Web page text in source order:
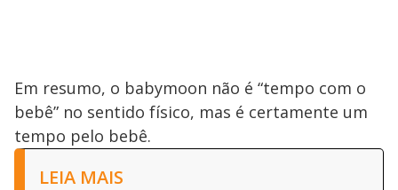
Em resumo, o babymoon não é “tempo com o
bebê” no sentido físico, mas é certamente um
tempo pelo bebê.
LEIA MAIS